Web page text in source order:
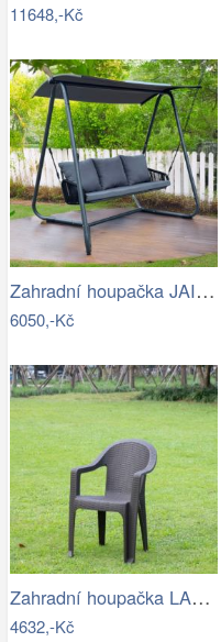
11648,-Kč
Zahradní houpačka JAIRA Tempo Kondela
6050,-Kč
Zahradní houpačka LAMIA Tempo Kondela
4632,-Kč